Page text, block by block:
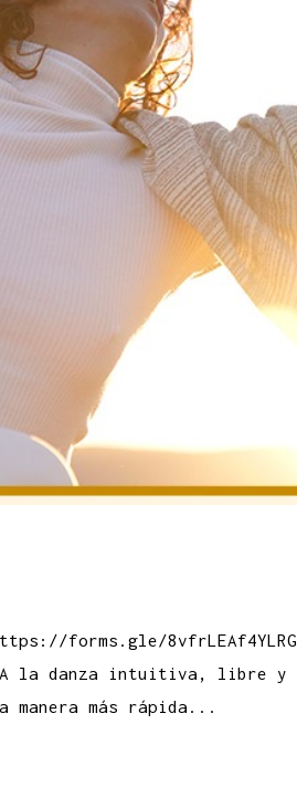
forms.gle/
A la danza intuitiva, libre y
más rápida...